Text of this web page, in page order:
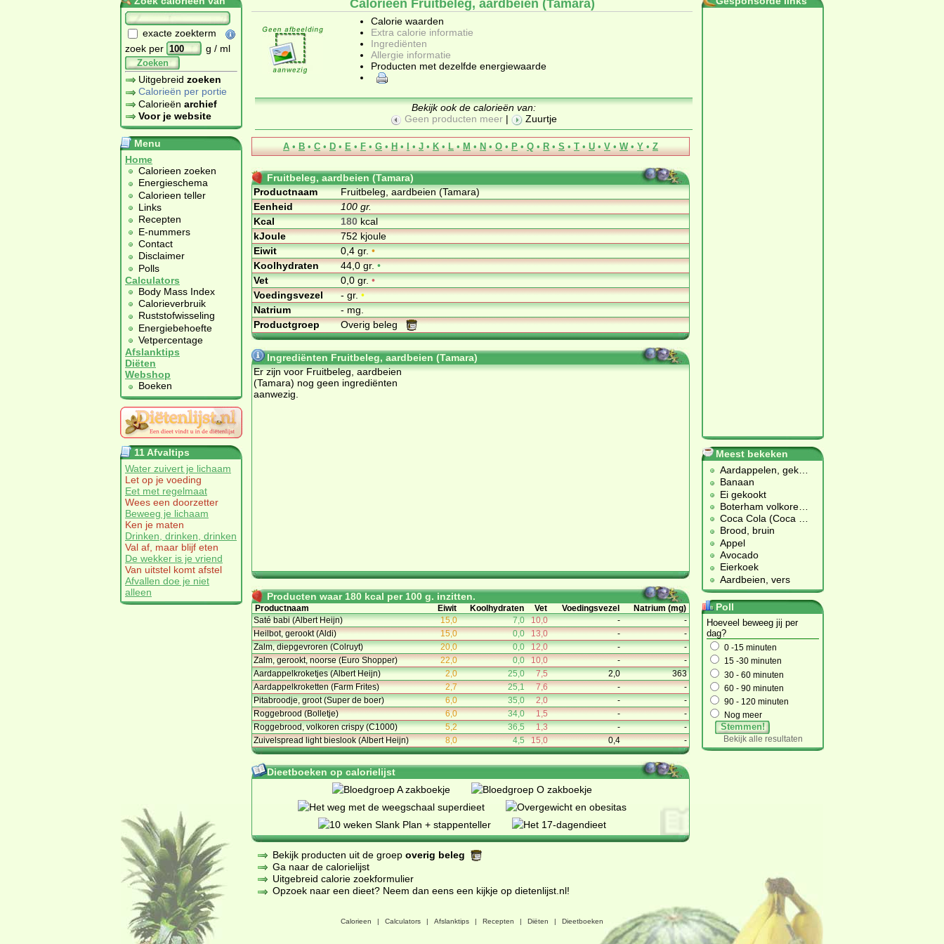
exacte zoekterm
zoek per
g / ml
Zoeken
Uitgebreid zoeken
Calorieën per portie
Calorieën archief
Voor je website
Menu
Home
Calorieen zoeken
Energieschema
Calorieen teller
Links
Recepten
E-nummers
Contact
Disclaimer
Polls
Calculators
Body Mass Index
Calorieverbruik
Ruststofwisseling
Energiebehoefte
Vetpercentage
Afslanktips
Diëten
Webshop
Boeken
11 Afvaltips
Water zuivert je lichaam
Let op je voeding
Eet met regelmaat
Wees een doorzetter
Beweeg je lichaam
Ken je maten
Drinken, drinken, drinken
Val af, maar blijf eten
De wekker is je vriend
Van uitstel komt afstel
Afvallen doe je niet
alleen
Calorieën Fruitbeleg, aardbeien (Tamara)
Calorie waarden
Extra calorie informatie
Ingrediënten
Allergie informatie
Producten met dezelfde energiewaarde
Bekijk ook de calorieën van:
Geen producten meer | Zuurtje
A • B • C • D • E • F • G • H • I • J • K • L • M • N • O • P • Q • R • S • T • U • V • W • Y • Z
Fruitbeleg, aardbeien (Tamara)
Productnaam
Fruitbeleg, aardbeien (Tamara)
Eenheid
100 gr.
Kcal
180kcal
kJoule
752 kjoule
Eiwit
0,4 gr.•
Koolhydraten
44,0 gr.•
Vet
0,0 gr.•
Voedingsvezel
- gr.•
Natrium
- mg.
Productgroep
Overig beleg
Ingrediënten Fruitbeleg, aardbeien (Tamara)
Er zijn voor Fruitbeleg, aardbeien
(Tamara) nog geen ingrediënten
aanwezig.
Producten waar 180 kcal per 100 g. inzitten.
Productnaam Eiwit Koolhydraten Vet Voedingsvezel
Natrium (mg)
Saté babi (Albert Heijn)
15,0 7,0 10,0 -
-
Heilbot, gerookt (Aldi)
15,0 0,0 13,0 -
-
Zalm, diepgevroren (Colruyt)
20,0 0,0 12,0 -
-
Zalm, gerookt, noorse (Euro Shopper)
22,0 0,0 10,0 -
-
Aardappelkroketjes (Albert Heijn)
2,0 25,0 7,5 2,0
363
Aardappelkroketten (Farm Frites)
2,7 25,1 7,6 -
-
Pitabroodje, groot (Super de boer)
6,0 35,0 2,0 -
-
Roggebrood (Bolletje)
6,0 34,0 1,5 -
-
Roggebrood, volkoren crispy (C1000)
5,2 36,5 1,3 -
-
Zuivelspread light bieslook (Albert Heijn)
8,0 4,5 15,0 0,4 -
Dieetboeken op calorielijst
Bekijk producten uit de groep overig beleg
Ga naar de calorielijst
Uitgebreid calorie zoekformulier
Opzoek naar een dieet? Neem dan eens een kijkje op dietenlijst.nl!
Meest bekeken
Aardappelen, gek
Banaan
Ei gekookt
Boterham volkore
Coca Cola (Coca
Brood, bruin
Appel
Avocado
Eierkoek
Aardbeien, vers
Poll
Hoeveel beweeg jij per
dag?
0 -15 minuten
15 -30 minuten
30 - 60 minuten
60 - 90 minuten
90 - 120 minuten
Nog meer
Stemmen!
Bekijk alle resultaten
Calorieen | Calculators | Afslanktips | Recepten | Diëten | Dieetboeken